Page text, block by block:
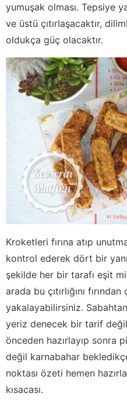
yumuşak olması. Tepsiye
ve üstü çıtırlaşacaktır,
oldukça güç olacaktır.
Kroketleri fırına atıp
kontrol ederek dört bir
şekilde her bir tarafı eşit
arada bu çıtırlığını
yakalayabilirsiniz.
yeriz denecek bir tarif
önceden hazırlayıp sonra
değil karnabahar
noktası özeti hemen
kısacası.